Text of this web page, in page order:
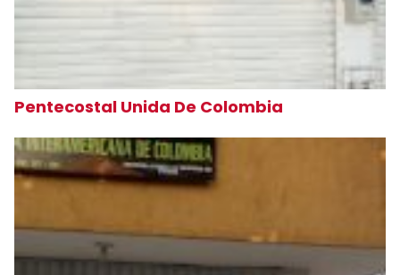
Pentecostal Unida De Colombia